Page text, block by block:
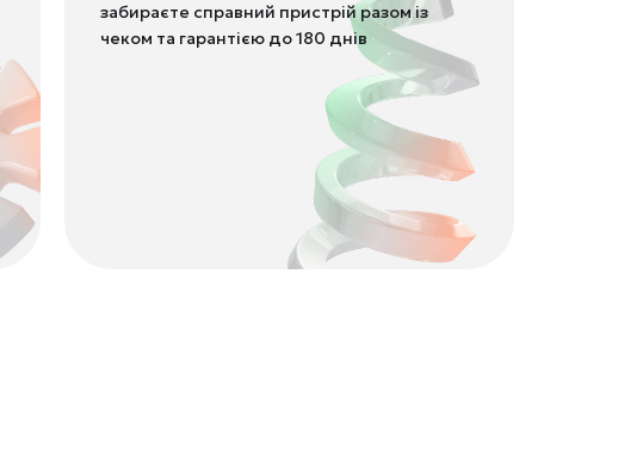
забираєте справний пристрій разом із
чеком та гарантією до 180 днів